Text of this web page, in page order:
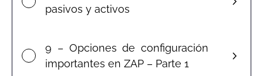
pasivos y activos
9 – Opciones de configuración
importantes en ZAP – Parte 1